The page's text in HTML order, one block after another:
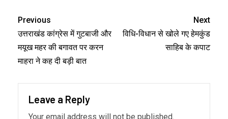
Previous
उत्तराखंड कांग्रेस में गुटबाजी और
मयूख महर की बगावत पर करन
माहरा ने कह दी बड़ी बात
Next
विधि-विधान से खोले गए हेमकुंड
साहिब के कपाट
Leave a Reply
Your email address will not be published.